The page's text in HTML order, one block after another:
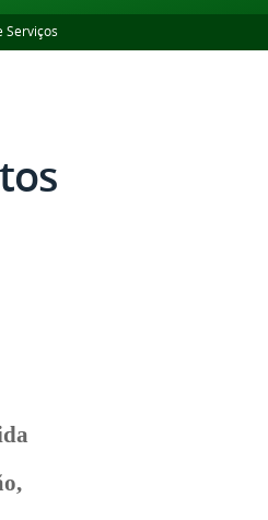
Serviços